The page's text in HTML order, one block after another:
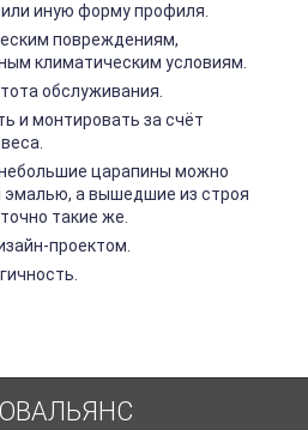
иную форму профиля.
повреждениям,
климатическим условиям.
обслуживания.
и монтировать за счёт
царапины можно
эмалью, а вышедшие из строя
такие же.
проектом.